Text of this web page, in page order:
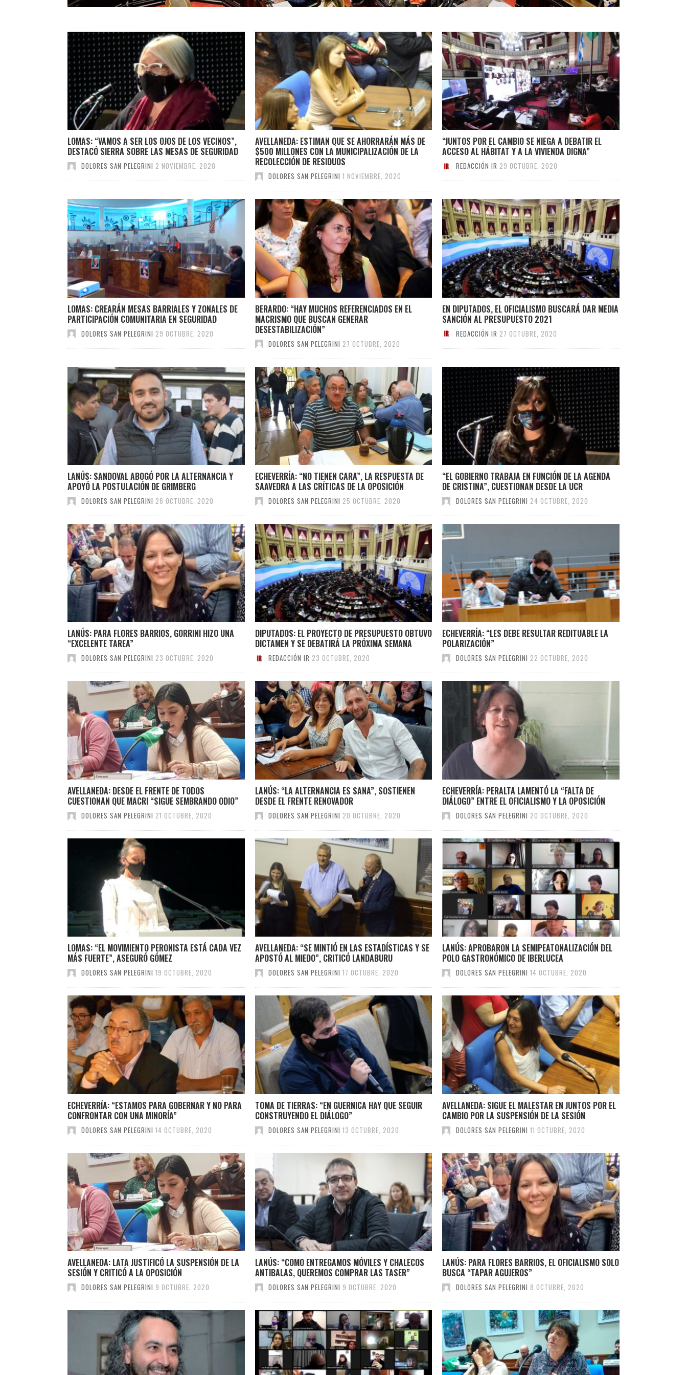
LOMAS: “VAMOS A SER LOS OJOS DE LOS VECINOS”,
DESTACÓ SIERRA SOBRE LAS MESAS DE SEGURIDAD
DOLORES SAN PELEGRINI 2 NOVIEMBRE, 2020
AVELLANEDA: ESTIMAN QUE SE AHORRARÁN MÁS DE
$500 MILLONES CON LA MUNICIPALIZACIÓN DE LA
RECOLECCIÓN DE RESIDUOS
DOLORES SAN PELEGRINI 1 NOVIEMBRE, 2020
“JUNTOS POR EL CAMBIO SE NIEGA A DEBATIR EL
ACCESO AL HÁBITAT Y A LA VIVIENDA DIGNA”
REDACCIÓN IR 29 OCTUBRE, 2020
LOMAS: CREARÁN MESAS BARRIALES Y ZONALES DE
PARTICIPACIÓN COMUNITARIA EN SEGURIDAD
DOLORES SAN PELEGRINI 29 OCTUBRE, 2020
BERARDO: “HAY MUCHOS REFERENCIADOS EN EL
MACRISMO QUE BUSCAN GENERAR
DESESTABILIZACIÓN”
DOLORES SAN PELEGRINI 27 OCTUBRE, 2020
EN DIPUTADOS, EL OFICIALISMO BUSCARÁ DAR MEDIA
SANCIÓN AL PRESUPUESTO 2021
REDACCIÓN IR 27 OCTUBRE, 2020
LANÚS: SANDOVAL ABOGÓ POR LA ALTERNANCIA Y
APOYÓ LA POSTULACIÓN DE GRIMBERG
DOLORES SAN PELEGRINI 26 OCTUBRE, 2020
ECHEVERRÍA: “NO TIENEN CARA”, LA RESPUESTA DE
SAAVEDRA A LAS CRÍTICAS DE LA OPOSICIÓN
DOLORES SAN PELEGRINI 25 OCTUBRE, 2020
“EL GOBIERNO TRABAJA EN FUNCIÓN DE LA AGENDA
DE CRISTINA”, CUESTIONAN DESDE LA UCR
DOLORES SAN PELEGRINI 24 OCTUBRE, 2020
LANÚS: PARA FLORES BARRIOS, GORRINI HIZO UNA
“EXCELENTE TAREA”
DOLORES SAN PELEGRINI 23 OCTUBRE, 2020
DIPUTADOS: EL PROYECTO DE PRESUPUESTO OBTUVO
DICTAMEN Y SE DEBATIRÁ LA PRÓXIMA SEMANA
REDACCIÓN IR 23 OCTUBRE, 2020
ECHEVERRÍA: “LES DEBE RESULTAR REDITUABLE LA
POLARIZACIÓN”
DOLORES SAN PELEGRINI 22 OCTUBRE, 2020
AVELLANEDA: DESDE EL FRENTE DE TODOS
CUESTIONAN QUE MACRI “SIGUE SEMBRANDO ODIO”
DOLORES SAN PELEGRINI 21 OCTUBRE, 2020
LANÚS: “LA ALTERNANCIA ES SANA”, SOSTIENEN
DESDE EL FRENTE RENOVADOR
DOLORES SAN PELEGRINI 20 OCTUBRE, 2020
ECHEVERRÍA: PERALTA LAMENTÓ LA “FALTA DE
DIÁLOGO” ENTRE EL OFICIALISMO Y LA OPOSICIÓN
DOLORES SAN PELEGRINI 20 OCTUBRE, 2020
LOMAS: “EL MOVIMIENTO PERONISTA ESTÁ CADA VEZ
MÁS FUERTE”, ASEGURÓ GÓMEZ
DOLORES SAN PELEGRINI 19 OCTUBRE, 2020
AVELLANEDA: “SE MINTIÓ EN LAS ESTADÍSTICAS Y SE
APOSTÓ AL MIEDO”, CRITICÓ LANDABURU
DOLORES SAN PELEGRINI 17 OCTUBRE, 2020
LANÚS: APROBARON LA SEMIPEATONALIZACIÓN DEL
POLO GASTRONÓMICO DE IBERLUCEA
DOLORES SAN PELEGRINI 14 OCTUBRE, 2020
ECHEVERRÍA: “ESTAMOS PARA GOBERNAR Y NO PARA
CONFRONTAR CON UNA MINORÍA”
DOLORES SAN PELEGRINI 14 OCTUBRE, 2020
TOMA DE TIERRAS: “EN GUERNICA HAY QUE SEGUIR
CONSTRUYENDO EL DIÁLOGO”
DOLORES SAN PELEGRINI 13 OCTUBRE, 2020
AVELLANEDA: SIGUE EL MALESTAR EN JUNTOS POR EL
CAMBIO POR LA SUSPENSIÓN DE LA SESIÓN
DOLORES SAN PELEGRINI 11 OCTUBRE, 2020
AVELLANEDA: LATA JUSTIFICÓ LA SUSPENSIÓN DE LA
SESIÓN Y CRITICÓ A LA OPOSICIÓN
DOLORES SAN PELEGRINI 9 OCTUBRE, 2020
LANÚS: “COMO ENTREGAMOS MÓVILES Y CHALECOS
ANTIBALAS, QUEREMOS COMPRAR LAS TASER”
DOLORES SAN PELEGRINI 9 OCTUBRE, 2020
LANÚS: PARA FLORES BARRIOS, EL OFICIALISMO SOLO
BUSCA “TAPAR AGUJEROS”
DOLORES SAN PELEGRINI 8 OCTUBRE, 2020